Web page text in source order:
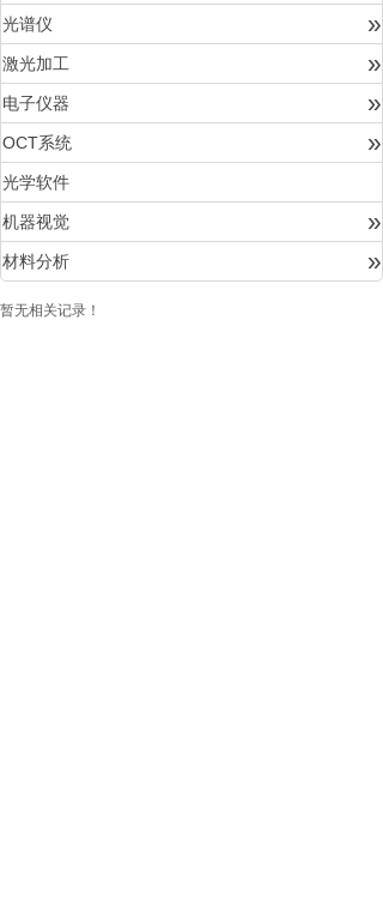
光谱仪 »
激光加工 »
电子仪器 »
OCT系统 »
光学软件
机器视觉 »
材料分析 »
暂无相关记录！